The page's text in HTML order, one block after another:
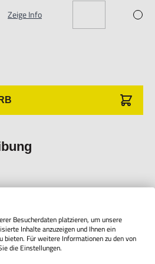
und SA-SD1AC-P umfassen
und SA-SD1C-P umfassen ein 2
wird ohne Kabel geliefert.
Zeige Info
Die Controller umfassen ein
Geräte für die Auslesung von
ergänzt werden kann. Die
Besucherdaten platzieren, um unsere
Inhalte anzuzeigen und Ihnen ein
Für weitere Informationen zu den von
die Einstellungen.